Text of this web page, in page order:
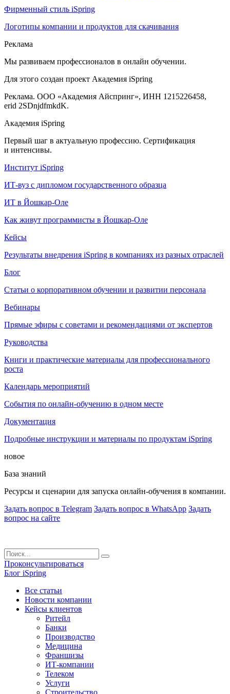
Фирменный стиль iSpring
Логотипы компании и продуктов для скачивания
Реклама
Мы развиваем профессионалов в онлайн обучении.
Для этого создан проект Академия iSpring
Реклама. ООО «Академия Айспринг», ИНН 1215226458,
erid 2SDnjdfmkdK.
Академия iSpring
Первый шаг в актуальную профессию. Сертификация
и интенсивы.
Институт iSpring
ИТ-вуз с дипломом государственного образца
ИТ в Йошкар-Оле
Как живут программисты в Йошкар‑Оле
Кейсы
Результаты внедрения iSpring в компаниях из разных отраслей
Блог
Статьи о корпоративном обучении и развитии персонала
Вебинары
Прямые эфиры с советами и рекомендациями от экспертов
Руководства
Книги и практические материалы для профессионального
роста
Календарь мероприятий
События по онлайн-обучению в одном месте
Документация
Подробные инструкции и материалы по продуктам iSpring
новое
База знаний
Ресурсы и сценарии для запуска онлайн-обучения в компании.
Задать вопрос в Telegram Задать вопрос в WhatsApp Задать
вопрос на сайте
Проконсультироваться
Блог iSpring
Все статьи
Новости компании
Кейсы клиентов
Ритейл
Банки
Производство
Медицина
Франшизы
ИТ-компании
Телеком
Услуги
Строительство